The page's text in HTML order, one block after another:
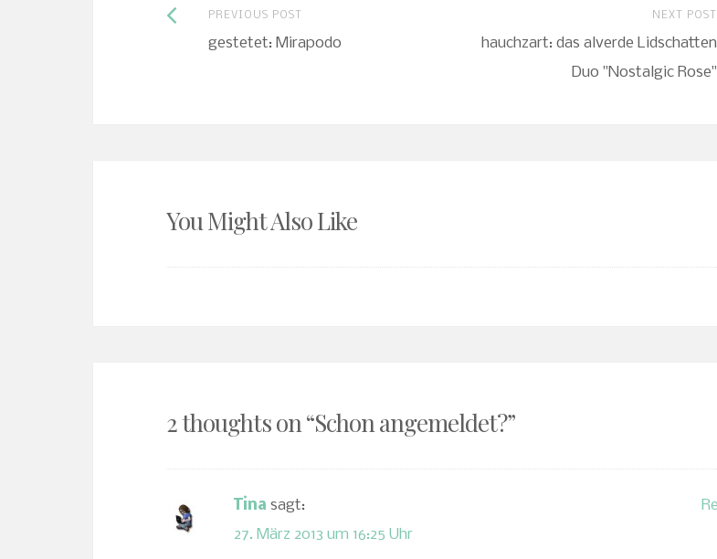
PostPREVIOUS POST
post:
gestetet: Mirapodo
NEXT POST
hauchzart: das alverde Lidschatten
Duo "Nostalgic Rose"
You Might Also Like
2 thoughts on “Schon angemeldet?”
Tina sagt:
27. März 2013 um 16:25 Uhr